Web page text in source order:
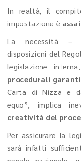
In realtà, il
impostazione è
La necessità –
disposizioni del
legislazione
procedurali
Carta di Nizza e
equo”, implica
creatività del
Per assicurare la
sarà infatti